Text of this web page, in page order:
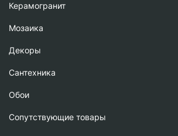
Керамогранит
Мозаика
Декоры
Сантехника
Обои
Сопутствующие товары